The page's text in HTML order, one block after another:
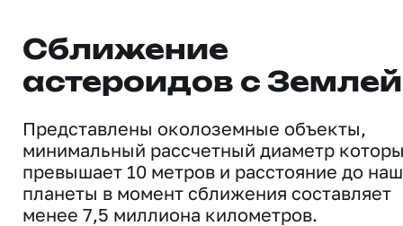
Сближение
астероидов с Землей
Представлены околоземные объекты,
минимальный рассчетный диаметр
превышает 10 метров и расстояние до
планеты в момент сближения составляет
менее 7,5 миллиона километров.